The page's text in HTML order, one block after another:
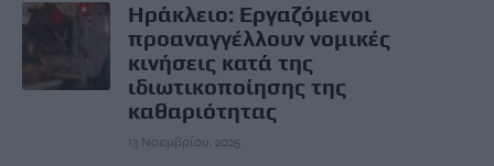
Ηράκλειο: Εργαζόμενοι
προαναγγέλλουν νομικές
κινήσεις κατά της
ιδιωτικοποίησης της
καθαριότητας
13 Νοεμβρίου, 2025